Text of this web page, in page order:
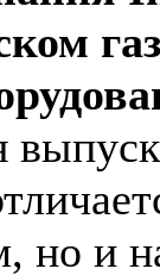
но и